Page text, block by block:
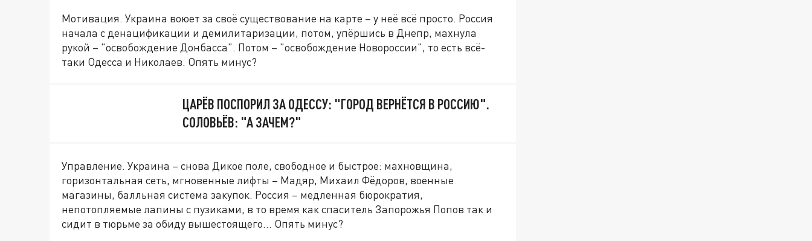
Мотивация. Украина воюет за своё существование на карте – у неё всё просто. Россия
начала с денацификации и демилитаризации, потом, упёршись в Днепр, махнула
рукой – "освобождение Донбасса". Потом – "освобождение Новороссии", то есть всё-
таки Одесса и Николаев. Опять минус?
ЦАРЁВ ПОСПОРИЛ ЗА ОДЕССУ: "ГОРОД ВЕРНЁТСЯ В РОССИЮ".
СОЛОВЬЁВ: "А ЗАЧЕМ?"
Управление. Украина – снова Дикое поле, свободное и быстрое: махновщина,
горизонтальная сеть, мгновенные лифты – Мадяр, Михаил Фёдоров, военные
магазины, балльная система закупок. Россия – медленная бюрократия,
непотопляемые лапины с пузиками, в то время как спаситель Запорожья Попов так и
сидит в тюрьме за обиду вышестоящего… Опять минус?